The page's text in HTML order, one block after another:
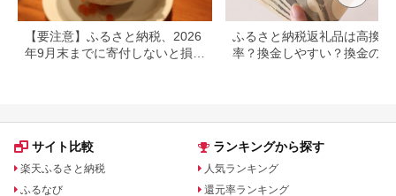
【要注意】ふるさと納税、2026
年9月末までに寄付しないと損す
ふるさと納税返礼品は高換金
率？換金しやすい？換金の可
サイト比較
楽天ふるさと納税
ふるなび
ランキングから探す
人気ランキング
還元率ランキング